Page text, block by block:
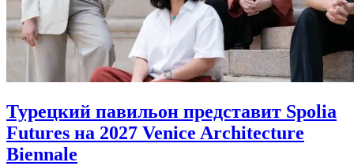
Турецкий павильон представит Spolia
Futures на 2027 Venice Architecture
Biennale